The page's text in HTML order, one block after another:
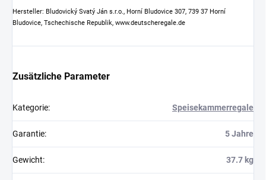
Hersteller: Bludovický Svatý Ján s.r.o., Horní Bludovice 307, 739 37 Horní
Bludovice, Tschechische Republik, www.deutscheregale.de
Zusätzliche Parameter
Kategorie: Speisekammerregale
Garantie: 5 Jahre
Gewicht: 37.7 kg